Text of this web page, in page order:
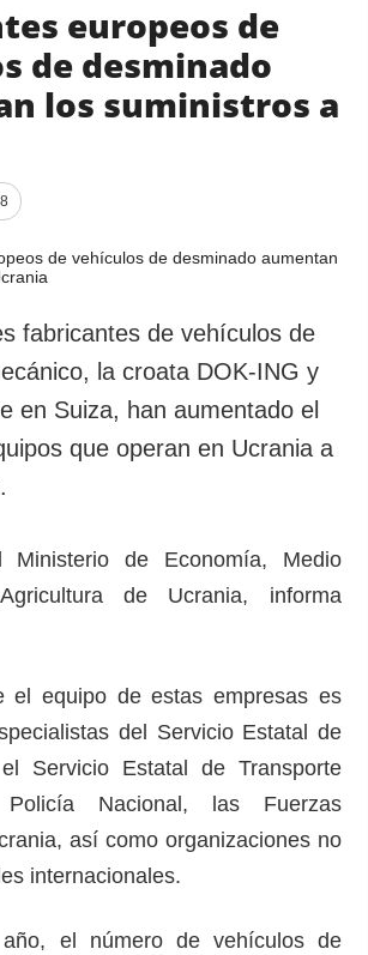
europeos de
de desminado
los suministros a
fabricantes de vehículos de
la croata DOK-ING y
en Suiza, han aumentado el
que operan en Ucrania a
de Economía, Medio
de Ucrania, informa
el equipo de estas empresas es
del Servicio Estatal de
Servicio Estatal de Transporte
Nacional, las Fuerzas
así como organizaciones no
internacionales.
el número de vehículos de